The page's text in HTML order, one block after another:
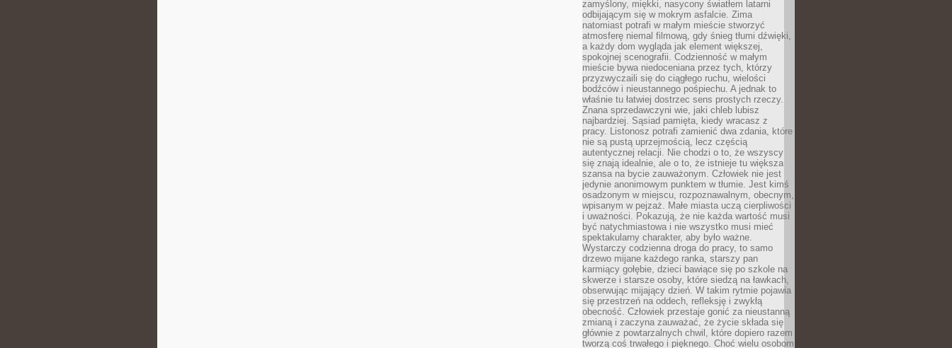
zamyślony, miękki, nasycony światłem latarni
odbijającym się w mokrym asfalcie. Zima
natomiast potrafi w małym mieście stworzyć
atmosferę niemal filmową, gdy śnieg tłumi dźwięki,
a każdy dom wygląda jak element większej,
spokojnej scenografii. Codzienność w małym
mieście bywa niedoceniana przez tych, którzy
przyzwyczaili się do ciągłego ruchu, wielości
bodźców i nieustannego pośpiechu. A jednak to
właśnie tu łatwiej dostrzec sens prostych rzeczy.
Znana sprzedawczyni wie, jaki chleb lubisz
najbardziej. Sąsiad pamięta, kiedy wracasz z
pracy. Listonosz potrafi zamienić dwa zdania, które
nie są pustą uprzejmością, lecz częścią
autentycznej relacji. Nie chodzi o to, że wszyscy
się znają idealnie, ale o to, że istnieje tu większa
szansa na bycie zauważonym. Człowiek nie jest
jedynie anonimowym punktem w tłumie. Jest kimś
osadzonym w miejscu, rozpoznawalnym, obecnym,
wpisanym w pejzaż. Małe miasta uczą cierpliwości
i uważności. Pokazują, że nie każda wartość musi
być natychmiastowa i nie wszystko musi mieć
spektakularny charakter, aby było ważne.
Wystarczy codzienna droga do pracy, to samo
drzewo mijane każdego ranka, starszy pan
karmiący gołębie, dzieci bawiące się po szkole na
skwerze i starsze osoby, które siedzą na ławkach,
obserwując mijający dzień. W takim rytmie pojawia
się przestrzeń na oddech, refleksję i zwykłą
obecność. Człowiek przestaje gonić za nieustanną
zmianą i zaczyna zauważać, że życie składa się
głównie z powtarzalnych chwil, które dopiero razem
tworzą coś trwałego i pięknego. Choć wielu osobom